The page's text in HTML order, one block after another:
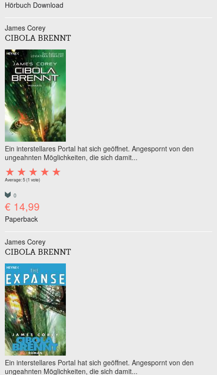
Hörbuch Download
James Corey
CIBOLA BRENNT
Ein interstellares Portal hat sich geöffnet. Angespornt von den
ungeahnten Möglichkeiten, die sich damit...
Average:5(1 vote)
0
€ 14,99
Paperback
James Corey
CIBOLA BRENNT
Ein interstellares Portal hat sich geöffnet. Angespornt von den
ungeahnten Möglichkeiten, die sich damit...